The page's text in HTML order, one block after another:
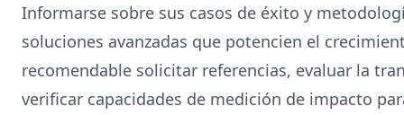
Informarse sobre sus casos de éxito y
soluciones avanzadas que potencien el
recomendable solicitar referencias, evaluar la
verificar capacidades de medición de impacto